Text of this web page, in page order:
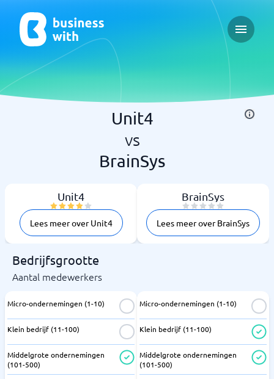
Open
Unit4
vs
BrainSys
Unit4
Lees meer over Unit4
BrainSys
Lees meer over BrainSys
Bedrijfsgrootte
Aantal medewerkers
Micro-ondernemingen (1-10)
Klein bedrijf (11-100)
Middelgrote ondernemingen
(101-500)
Micro-ondernemingen (1-10)
Klein bedrijf (11-100)
Middelgrote ondernemingen
(101-500)